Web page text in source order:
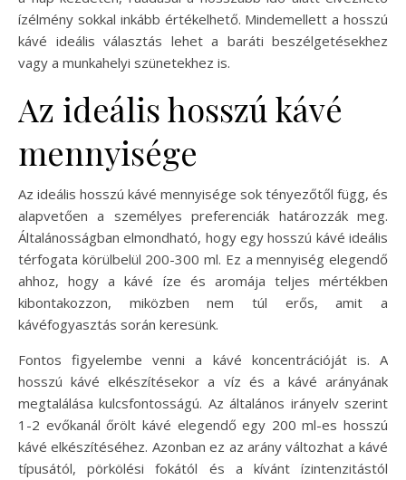
ízélmény sokkal inkább értékelhető. Mindemellett a hosszú
kávé ideális választás lehet a baráti beszélgetésekhez
vagy a munkahelyi szünetekhez is.
Az ideális hosszú kávé
mennyisége
Az ideális hosszú kávé mennyisége sok tényezőtől függ, és
alapvetően a személyes preferenciák határozzák meg.
Általánosságban elmondható, hogy egy hosszú kávé ideális
térfogata körülbelül 200-300 ml. Ez a mennyiség elegendő
ahhoz, hogy a kávé íze és aromája teljes mértékben
kibontakozzon, miközben nem túl erős, amit a
kávéfogyasztás során keresünk.
Fontos figyelembe venni a kávé koncentrációját is. A
hosszú kávé elkészítésekor a víz és a kávé arányának
megtalálása kulcsfontosságú. Az általános irányelv szerint
1-2 evőkanál őrölt kávé elegendő egy 200 ml-es hosszú
kávé elkészítéséhez. Azonban ez az arány változhat a kávé
típusától, pörkölési fokától és a kívánt ízintenzitástól